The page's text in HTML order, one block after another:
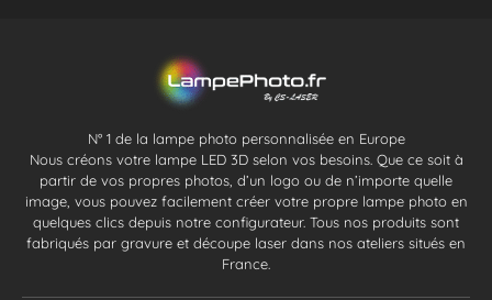
N° 1 de la lampe photo personnalisée en Europe
Nous créons votre lampe LED 3D selon vos besoins. Que ce soit à
partir de vos propres photos, d’un logo ou de n’importe quelle
image, vous pouvez facilement créer votre propre lampe photo en
quelques clics depuis notre configurateur. Tous nos produits sont
fabriqués par gravure et découpe laser dans nos ateliers situés en
France.